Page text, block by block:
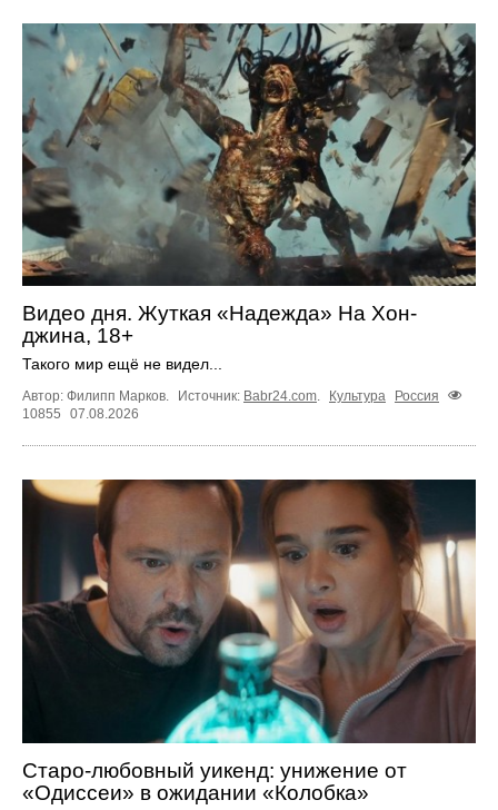
Видео дня. Жуткая «Надежда» На Хон-
джина, 18+
Такого мир ещё не видел...
Автор: Филипп Марков. Источник: Babr24.com. Культура
Россия
10855
07.08.2026
Старо-любовный уикенд: унижение от
«Одиссеи» в ожидании «Колобка»